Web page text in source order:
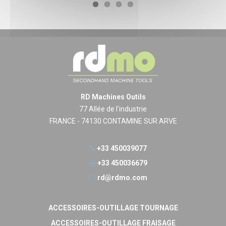
RD Machines Outils
77 Allée de l'industrie
FRANCE - 74130 CONTAMINE SUR ARVE
+33 450039077
+33 450036679
rd@rdmo.com
ACCESSOIRES-OUTILLAGE TOURNAGE
ACCESSOIRES-OUTILLAGE FRAISAGE